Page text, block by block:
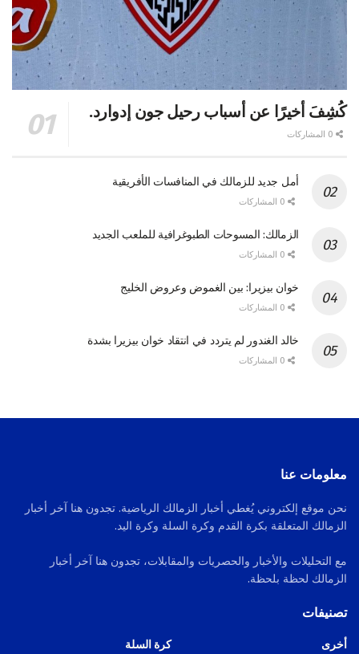
كُشِفَ أخيرًا عن أسباب رحيل جون إدوارد.
أمل جديد للزمالك في المنافسات الأفريقية
الزمالك: المسوحات الطبوغرافية للملعب الجديد
خوان بيزيرا: بين الغموض وعروض الخليج
خالد الغندور لم يتردد في انتقاد خوان بيزيرا بشدة
معلومات عنا
نحن موقع إلكتروني يُغطي أخبار الزمالك الرياضية. تجدون هنا آخر أخبار
الزمالك المتعلقة بكرة القدم وكرة السلة وكرة اليد.
مع التحليلات والأخبار والحصريات والمقابلات، تجدون هنا آخر أخبار
الزمالك لحظة بلحظة.
تصنيفات
أخرى كرة السلة